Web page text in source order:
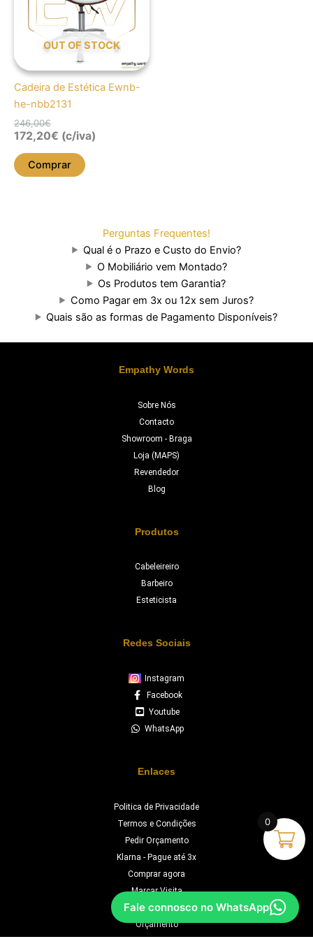
OUT OF STOCK
Cadeira de Estética Ewnb-
he-nbb2131
246,00€
172,20€ (c/iva)
Comprar
Perguntas Frequentes!
Qual é o Prazo e Custo do Envio?
O Mobiliário vem Montado?
Os Produtos tem Garantia?
Como Pagar em 3x ou 12x sem Juros?
Quais são as formas de Pagamento Disponíveis?
Empathy Words
Sobre Nós
Contacto
Showroom - Braga
Loja (MAPS)
Revendedor
Blog
Produtos
Cabeleireiro
Barbeiro
Esteticista
Redes Sociais
Instagram
Facebook
Youtube
WhatsApp
Enlaces
Politica de Privacidade
Termos e Condições
Pedir Orçamento
Klarna - Pague até 3x
Comprar agora
Marcar Visita
Chave na Mão
Orçamento
Fale connosco no WhatsApp
0